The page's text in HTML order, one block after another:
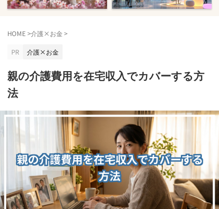
HOME >介護×お金 >
PR
介護×お金
親の介護費用を在宅収入でカバーする方
法